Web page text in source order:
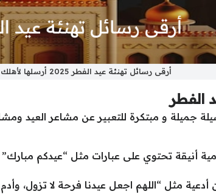
أرقى رسائل تهنئة عيد الفطر 2025 أرسلها لأهلك و اصحابك وحبايبك
الفطر
جميلة و مبتكرة للتعبير عن مشاعر العيد
أنيقة تحتوي على عبارات مثل “عيدكم
مثل “اللهم اجعل عيدنا فرحة لا تزول، وأدم